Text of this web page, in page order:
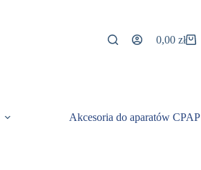
Koszyk
0,00 zł
Akcesoria do aparatów CPAP